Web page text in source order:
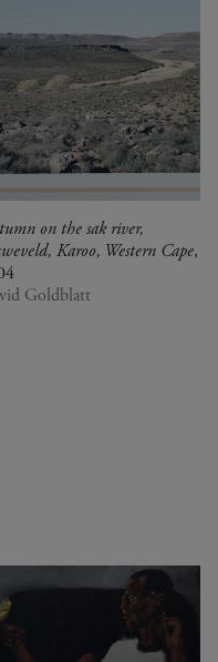
on the sak river,
Karoo, Western Cape,
Goldblatt